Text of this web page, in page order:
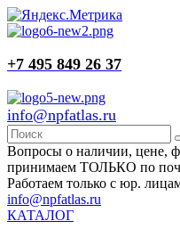
+7 495 849 26 37
info@npfatlas.ru
Вопросы о наличии, цене,
принимаем ТОЛЬКО по
Работаем только с юр.
info@npfatlas.ru
КАТАЛОГ